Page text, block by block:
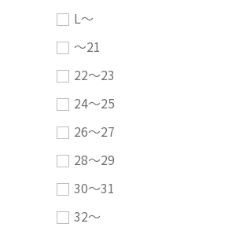
L～
～21
22～23
24～25
26～27
28～29
30～31
32～